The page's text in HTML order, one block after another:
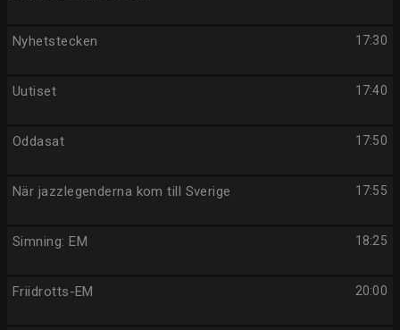
17:30
Nyhetstecken
17:40
Uutiset
17:50
Oddasat
17:55
När jazzlegenderna kom till Sverige
18:25
Simning: EM
20:00
Friidrotts-EM